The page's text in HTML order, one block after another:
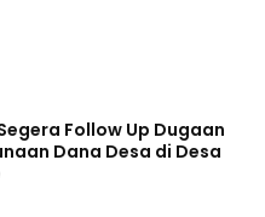
Follow Up Dugaan
Dana Desa di Desa